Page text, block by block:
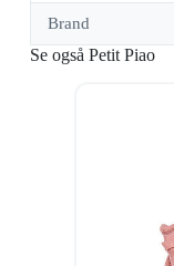
Brand
Se også Petit Piao